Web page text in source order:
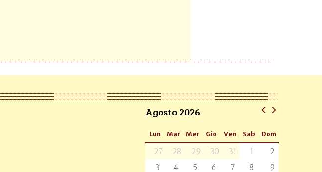
Agosto 2026
Lun Mar Mer Gio Ven Sab Dom
27 28 29 30 31 1
2
3
4 5 6 7 8
9